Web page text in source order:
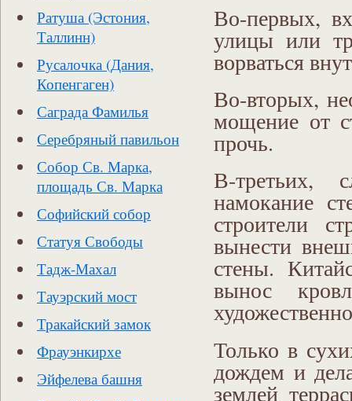
Ратуша (Эстония,
Таллинн)
Русалочка (Дания,
Копенгаген)
Саграда Фамилья
Серебряный павильон
Собор Св. Марка,
площадь Св. Марка
Софийский собор
Статуя Свободы
Тадж-Махал
Тауэрский мост
Тракайский замок
Фрауэнкирхе
Эйфелева башня
Во-первых,
улицы или
ворваться
Во-вторых,
мощение от
прочь.
В-третьих,
намокание
строители
вынести
стены.
вынос
Только в
дождем и
землей